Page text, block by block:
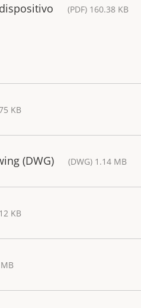
(PDF) 160.38 KB
KB
(DWG) (DWG) 1.14 MB
KB